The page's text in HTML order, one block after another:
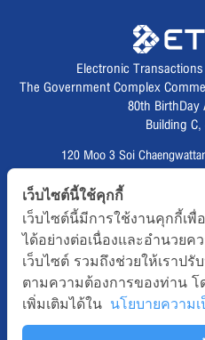
Electronic
The Government Complex
80th
Building
120 Moo 3 Soi
Fax :02
CALL
email :
Follows
เว็บไซต์นี้ใช้คุกกี้
เว็บไซต์นี้มีการใช้งานคุกกี้เ
ได้อย่างต่อเนื่องและอำนวยค
เว็บไซต์ รวมถึงช่วยให้เราปรั
ตามความต้องการของท่าน โ
เพิ่มเติมได้ใน นโยบายความ